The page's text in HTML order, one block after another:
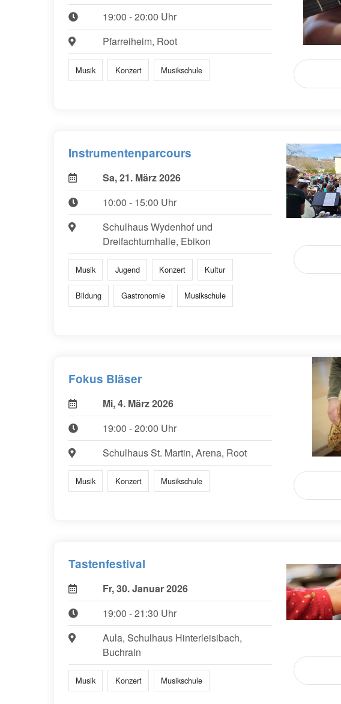
19:00 - 20:00 Uhr
Pfarreiheim, Root
Musik Konzert Musikschule
Instrumentenparcours
Sa, 21. März 2026
10:00 - 15:00 Uhr
Schulhaus Wydenhof und
Dreifachturnhalle, Ebikon
Musik Jugend Konzert Kultur
Bildung Gastronomie Musikschule
Fokus Bläser
Mi, 4. März 2026
19:00 - 20:00 Uhr
Schulhaus St. Martin, Arena, Root
Musik Konzert Musikschule
Tastenfestival
Fr, 30. Januar 2026
19:00 - 21:30 Uhr
Aula, Schulhaus Hinterleisibach,
Buchrain
Musik Konzert Musikschule